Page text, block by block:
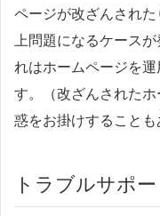
ページが改ざんされ
上問題になるケース
れはホームページを
す。（改ざんされた
惑をお掛けすることも
トラブルサポー